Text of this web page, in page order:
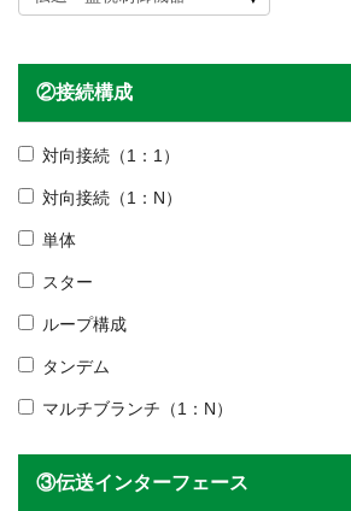
②接続構成
対向接続（1：1）
対向接続（1：N）
単体
スター
ループ構成
タンデム
マルチブランチ（1：N）
③伝送インターフェース